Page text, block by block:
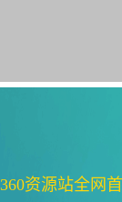
360资源站全网